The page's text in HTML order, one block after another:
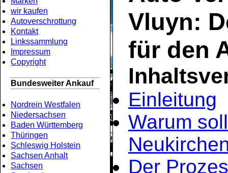
wir kaufen
Autoverschrottung
Kontakt
Linkssammlung
Impressum
Copyright
Bundesweiter Ankauf
Nordrein Westfalen
Niedersachsen
Baden Württemberg
Thüringen
Schleswig Holstein
Sachsen Anhalt
Sachsen
Vluyn:
für den
Einleitung
Warum
Der